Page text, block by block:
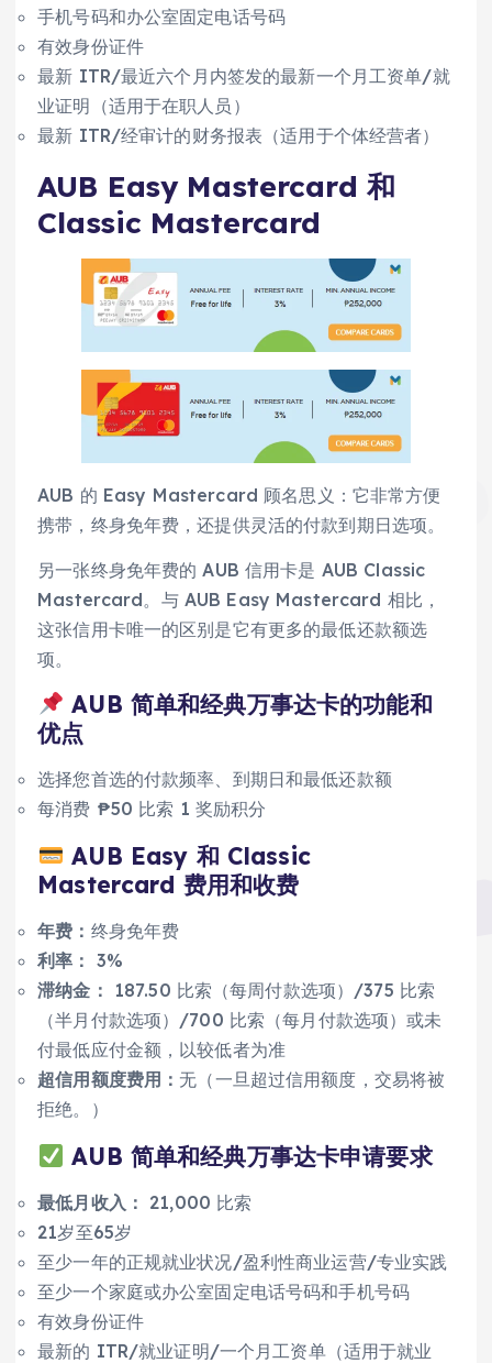
手机号码和办公室固定电话号码
有效身份证件
最新 ITR/最近六个月内签发的最新一个月工资单/就
业证明（适用于在职人员）
最新 ITR/经审计的财务报表（适用于个体经营者）
AUB Easy Mastercard 和
Classic Mastercard
AUB 的 Easy Mastercard 顾名思义：它非常方便
携带，终身免年费，还提供灵活的付款到期日选项。
另一张终身免年费的 AUB 信用卡是 AUB Classic
Mastercard。与 AUB Easy Mastercard 相比，
这张信用卡唯一的区别是它有更多的最低还款额选
项。
AUB 简单和经典万事达卡的功能和
优点
选择您首选的付款频率、到期日和最低还款额
每消费 ₱50 比索 1 奖励积分
AUB Easy 和 Classic
Mastercard 费用和收费
年费： 终身免年费
利率： 3%
滞纳金：
187.50 比索（每周付款选项）/375 比索
（半月付款选项）/700 比索（每月付款选项）或未
付最低应付金额，以较低者为准
超信用额度费用： 无（一旦超过信用额度，交易将被
拒绝。）
AUB 简单和经典万事达卡申请要求
最低月收入： 21,000 比索
21岁至65岁
至少一年的正规就业状况/盈利性商业运营/专业实践
至少一个家庭或办公室固定电话号码和手机号码
有效身份证件
最新的 ITR/就业证明/一个月工资单（适用于就业